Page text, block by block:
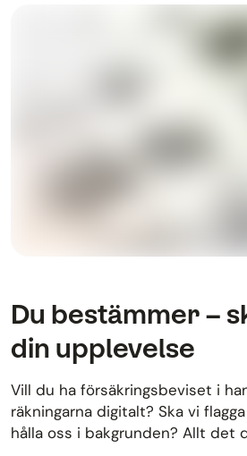
Du bestämmer –
din upplevelse
Vill du ha försäkringsbeviset i
räkningarna digitalt? Ska vi
hålla oss i bakgrunden? Allt det